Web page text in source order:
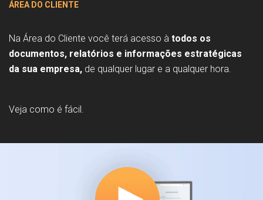
ÁREA DO CLIENTE
Na Área do Cliente você terá acesso à todos os
documentos, relatórios e informações estratégicas
da sua empresa, de qualquer lugar e a qualquer hora.
Veja como é fácil.